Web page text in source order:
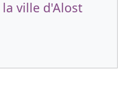
ville d'Alost